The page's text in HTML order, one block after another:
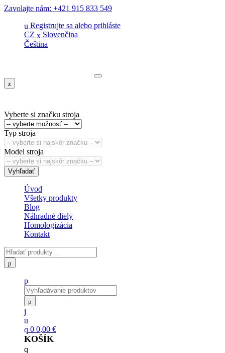
Zavolajte nám: +421 915 833 549
Registrujte sa alebo prihláste
CZ
Slovenčina
Čeština
Vyberte si značku stroja
Typ stroja
Model stroja
Vyhľadať
Úvod
Všetky produkty
Blog
Náhradné diely
Homologizácia
Kontakt
0 0,00 €
KOŠÍK